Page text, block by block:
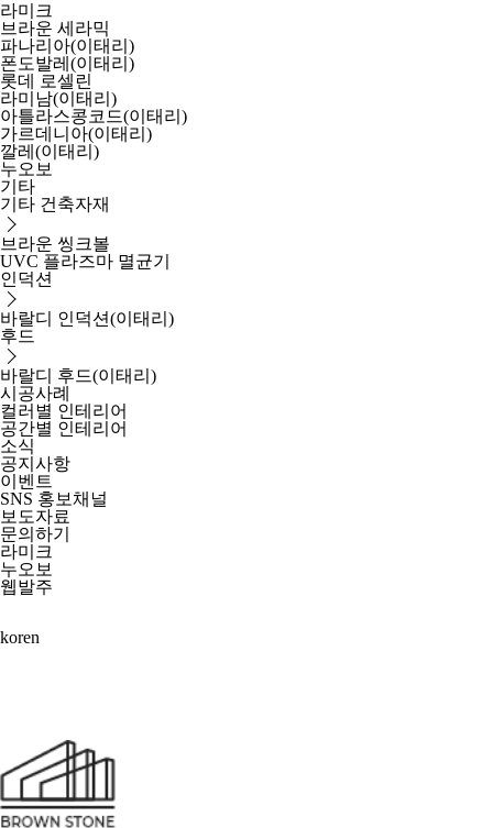
라미크
브라운 세라믹
파나리아(이태리)
폰도발레(이태리)
롯데 로셀린
라미남(이태리)
아틀라스콩코드(이태리)
가르데니아(이태리)
깔레(이태리)
누오보
기타
기타 건축자재
브라운 씽크볼
UVC 플라즈마 멸균기
인덕션
바랄디 인덕션(이태리)
후드
바랄디 후드(이태리)
시공사례
컬러별 인테리어
공간별 인테리어
소식
공지사항
이벤트
SNS 홍보채널
보도자료
문의하기
라미크
누오보
웹발주
koren